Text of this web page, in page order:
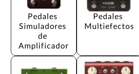
Pedales
Simuladores
de
Amplificador
Pedales
Multiefectos